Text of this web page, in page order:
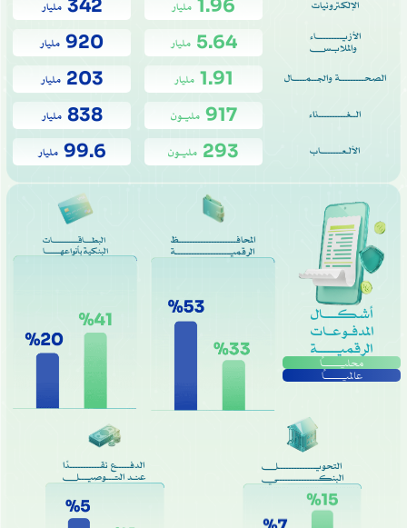
الإلكترونيات 1.96 مليار 342 مليار
الأزيـــــــــاء
والملابــس 5.64 مليار 920 مليار
الصحـــــــــة والجــمــــال 1.91 مليار 203 مليار
الــغــــــــــذاء 917 مليـون 838 مليار
الألـعـــــــاب 293 مليـون 99.6 مليار
أشكــــال
المدفـوعـات
الرقميـــــة
محليــــــاً
عالميــــــاً
المحافـــــــــــــــــــــظ
الرقميــــــــــــــــــــة
البطـــاقـــــــــــــات
البنكية بأنواعهـــــــا
التحويـــــــــــــــل
البنكـــــــــــــــــي
الدفـــــع نقـــــــــــدًا
عنـد التـــوصيــــل